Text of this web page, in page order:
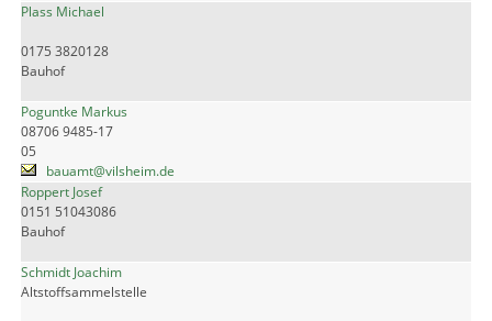
Plass Michael
0175 3820128
Bauhof
Poguntke Markus
08706 9485-17
05
bauamt@vilsheim.de
Roppert Josef
0151 51043086
Bauhof
Schmidt Joachim
Altstoffsammelstelle